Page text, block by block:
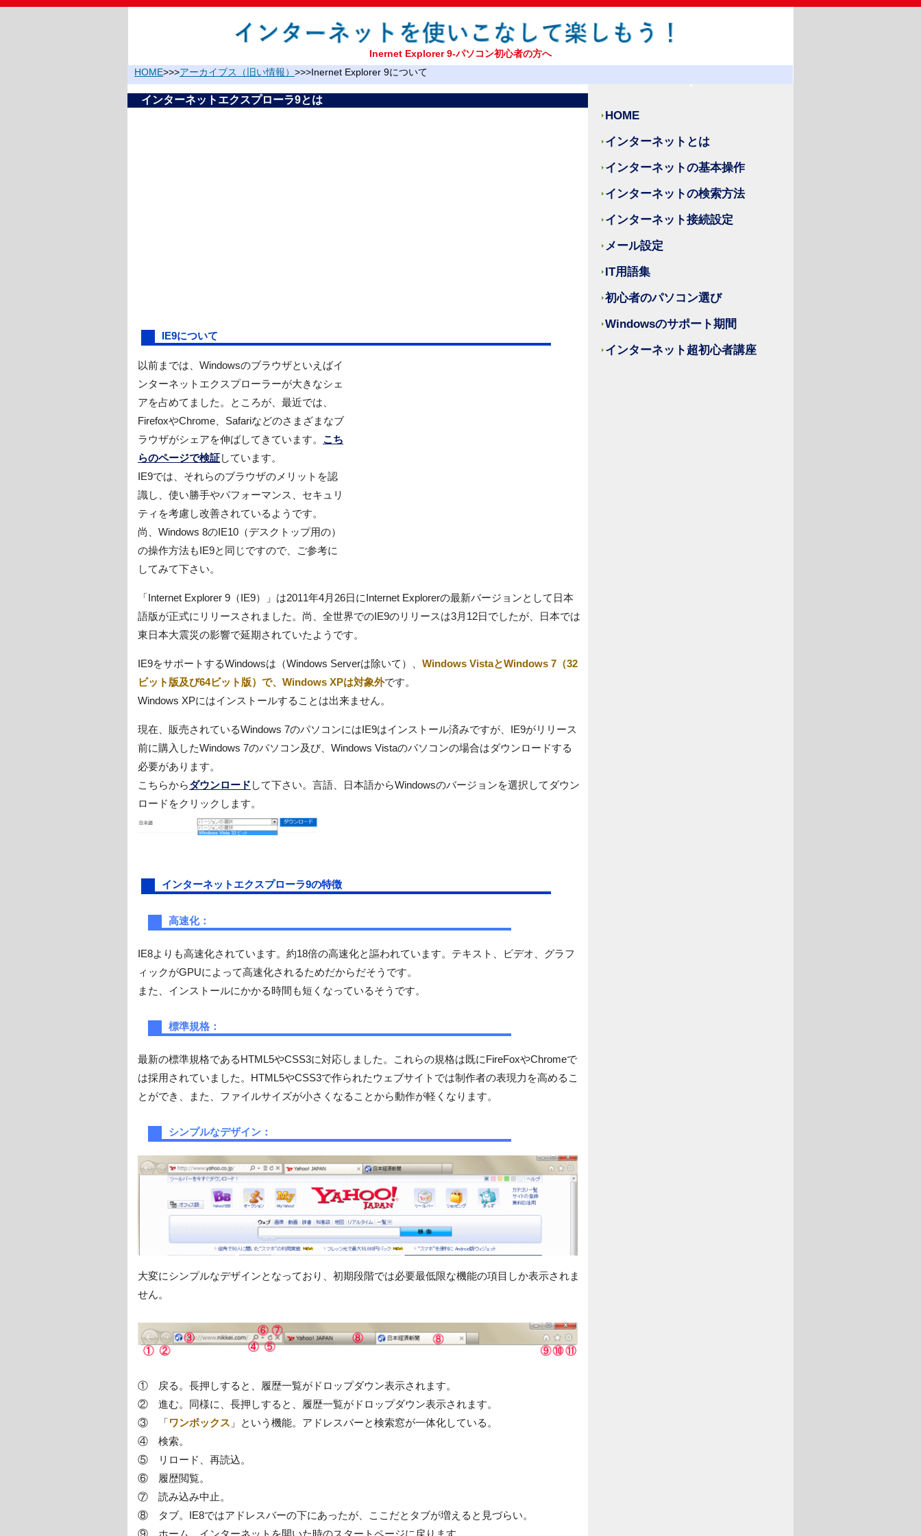
Inernet Explorer 9-パソコン初心者の方へ
HOME>>>アーカイブス（旧い情報） >>>Inernet Explorer 9について
インターネットエクスプローラ9とは
IE9について
以前までは、Windowsのブラウザといえばイ
ンターネットエクスプローラーが大きなシェ
アを占めてました。ところが、最近では、
FirefoxやChrome、Safariなどのさまざまなブ
ラウザがシェアを伸ばしてきています。 こち
らのページで検証しています。
IE9では、それらのブラウザのメリットを認
識し、使い勝手やパフォーマンス、セキュリ
ティを考慮し改善されているようです。
尚、Windows 8のIE10（デスクトップ用の）
の操作方法もIE9と同じですので、ご参考に
してみて下さい。
「Internet Explorer 9（IE9）」は2011年4月26日にInternet Explorerの最新バージョンとして日本
語版が正式にリリースされました。尚、全世界でのIE9のリリースは3月12日でしたが、日本では
東日本大震災の影響で延期されていたようです。
IE9をサポートするWindowsは（Windows Serverは除いて）、 Windows VistaとWindows 7（32
ビット版及び64ビット版）で、Windows XPは対象外です。
Windows XPにはインストールすることは出来ません。
現在、販売されているWindows 7のパソコンにはIE9はインストール済みですが、IE9がリリース
前に購入したWindows 7のパソコン及び、Windows Vistaのパソコンの場合はダウンロードする
必要があります。
こちらからダウンロード して下さい。言語、日本語からWindowsのバージョンを選択してダウン
ロードをクリックします。
インターネットエクスプローラ9の特徴
高速化：
IE8よりも高速化されています。約18倍の高速化と謳われています。テキスト、ビデオ、グラフ
ィックがGPUによって高速化されるためだからだそうです。
また、インストールにかかる時間も短くなっているそうです。
標準規格：
最新の標準規格であるHTML5やCSS3に対応しました。これらの規格は既にFireFoxやChromeで
は採用されていました。HTML5やCSS3で作られたウェブサイトでは制作者の表現力を高めるこ
とができ、また、ファイルサイズが小さくなることから動作が軽くなります。
シンプルなデザイン：
大変にシンプルなデザインとなっており、初期段階では必要最低限な機能の項目しか表示されま
せん。
① 戻る。長押しすると、履歴一覧がドロップダウン表示されます。
② 進む。同様に、長押しすると、履歴一覧がドロップダウン表示されます。
③ 「ワンボックス 」という機能。アドレスバーと検索窓が一体化している。
④ 検索。
⑤ リロード、再読込。
⑥ 履歴閲覧。
⑦ 読み込み中止。
⑧ タブ。IE8ではアドレスバーの下にあったが、ここだとタブが増えると見づらい。
⑨ ホーム。インターネットを開いた時のスタートページに戻ります。
HOME
インターネットとは
インターネットの基本操作
インターネットの検索方法
インターネット接続設定
メール設定
IT用語集
初心者のパソコン選び
Windowsのサポート期間
インターネット超初心者講座